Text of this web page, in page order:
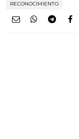
RECONOCIMIENTO